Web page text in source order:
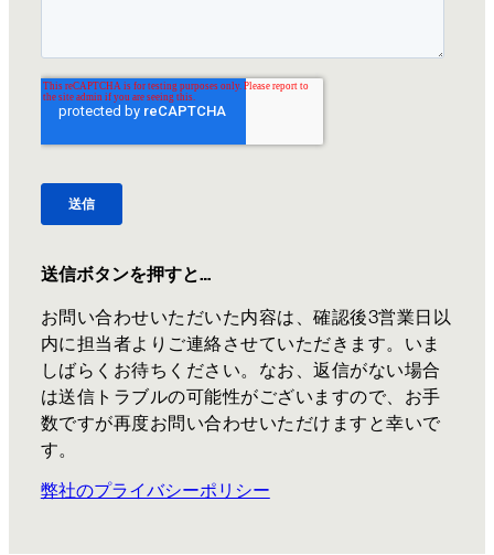
送信ボタンを押すと…
お問い合わせいただいた内容は、確認後3営業日以
内に担当者よりご連絡させていただきます。いま
しばらくお待ちください。なお、返信がない場合
は送信トラブルの可能性がございますので、お手
数ですが再度お問い合わせいただけますと幸いで
す。
弊社のプライバシーポリシー